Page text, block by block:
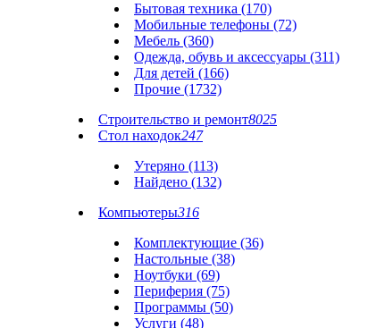
Бытовая техника (170)
Мобильные телефоны (72)
Мебель (360)
Одежда, обувь и аксессуары (311)
Для детей (166)
Прочие (1732)
Строительство и ремонт8025
Стол находок247
Утеряно (113)
Найдено (132)
Компьютеры316
Комплектующие (36)
Настольные (38)
Ноутбуки (69)
Периферия (75)
Программы (50)
Услуги (48)